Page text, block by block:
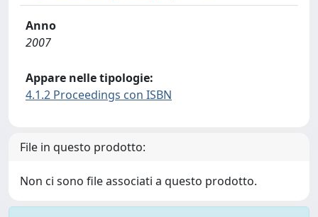
Anno
2007
Appare nelle tipologie:
4.1.2 Proceedings con ISBN
File in questo prodotto:
Non ci sono file associati a questo prodotto.